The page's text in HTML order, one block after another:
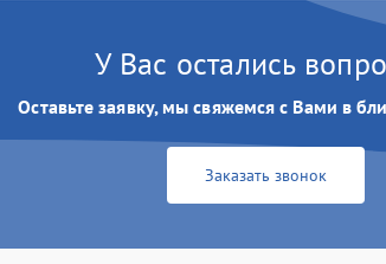
У Вас остались
Оставьте заявку, мы свяжемся с Вами в
Заказать звонок